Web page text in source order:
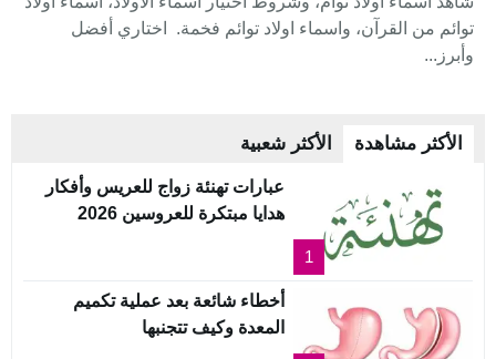
توائم من القرآن، واسماء اولاد توائم فخمة. اختاري أفضل
وأبرز...
الأكثر مشاهدة الأكثر شعبية
1
عبارات تهنئة زواج للعريس وأفكار
هدايا مبتكرة للعروسين 2026
أخطاء شائعة بعد عملية تكميم
المعدة وكيف تتجنبها